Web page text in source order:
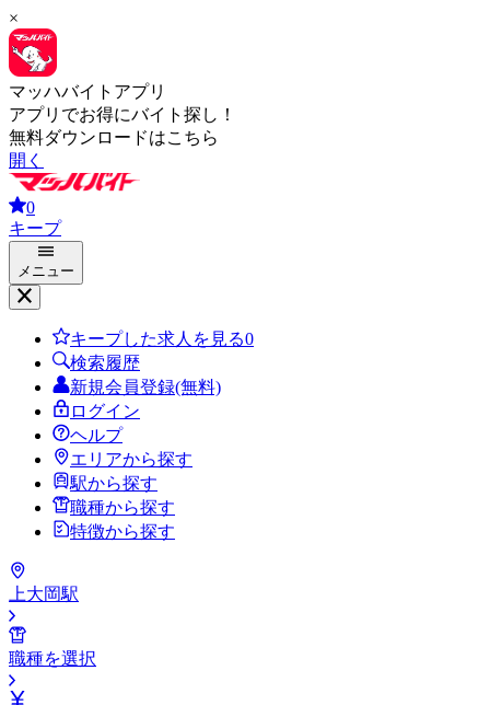
×
マッハバイトアプリ
アプリでお得にバイト探し！
無料ダウンロードはこちら
開く
0
キープ
メニュー
キープした求人を見る0
検索履歴
新規会員登録(無料)
ログイン
ヘルプ
エリアから探す
駅から探す
職種から探す
特徴から探す
上大岡駅
職種を選択